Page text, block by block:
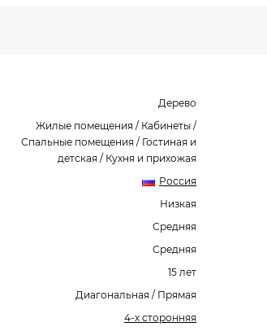
Дерево
Жилые помещения / Кабинеты /
Спальные помещения / Гостиная и
детская / Кухня и прихожая
Россия
Низкая
Средняя
Средняя
15 лет
Диагональная / Прямая
4-х сторонняя